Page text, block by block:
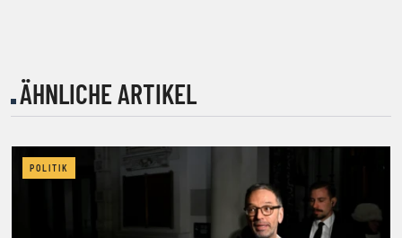
ÄHNLICHE ARTIKEL
POLITIK